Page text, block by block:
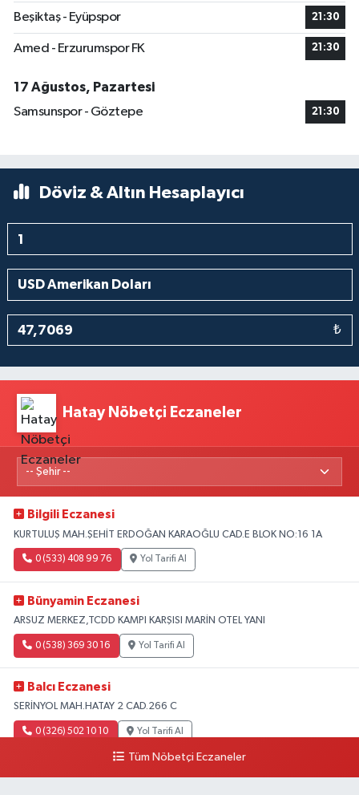
Beşiktaş - Eyüpspor 21:30
Amed - Erzurumspor FK 21:30
17 Ağustos, Pazartesi
Samsunspor - Göztepe
21:30
Döviz & Altın Hesaplayıcı
₺
Hatay Nöbetçi Eczaneler
Bilgili Eczanesi
KURTULUŞ MAH.ŞEHİT ERDOĞAN KARAOĞLU CAD.E BLOK NO:16 1A
0 (533) 408 99 76 Yol Tarifi Al
Bünyamin Eczanesi
ARSUZ MERKEZ,TCDD KAMPI KARŞISI MARİN OTEL YANI
0 (538) 369 30 16 Yol Tarifi Al
Balcı Eczanesi
SERİNYOL MAH.HATAY 2 CAD.266 C
0 (326) 502 10 10 Yol Tarifi Al
Tüm Nöbetçi Eczaneler